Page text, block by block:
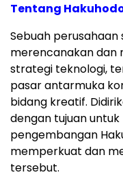
Tentang
Sebuah
merencanakan dan
strategi teknologi,
pasar antarmuka
bidang kreatif.
dengan tujuan
pengembangan
memperkuat dan
tersebut.